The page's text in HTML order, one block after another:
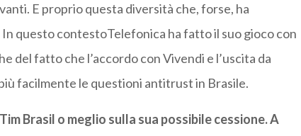
E proprio questa diversità che, forse, ha
questo contestoTelefonica ha fatto il suo gioco con
del fatto che l’accordo con Vivendi e l’uscita da
facilmente le questioni antitrust in Brasile.
Brasil o meglio sulla sua possibile cessione. A